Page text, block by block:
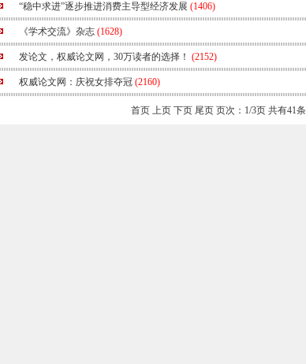
“稳中求进”逐步推进消费主导型经济发展 (1406)
《学术交流》杂志 (1628)
发论文，权威论文网，30万读者的选择！ (2152)
权威论文网：庆祝女排夺冠 (2160)
首页 上页 下页 尾页页次：1/3页 共有41